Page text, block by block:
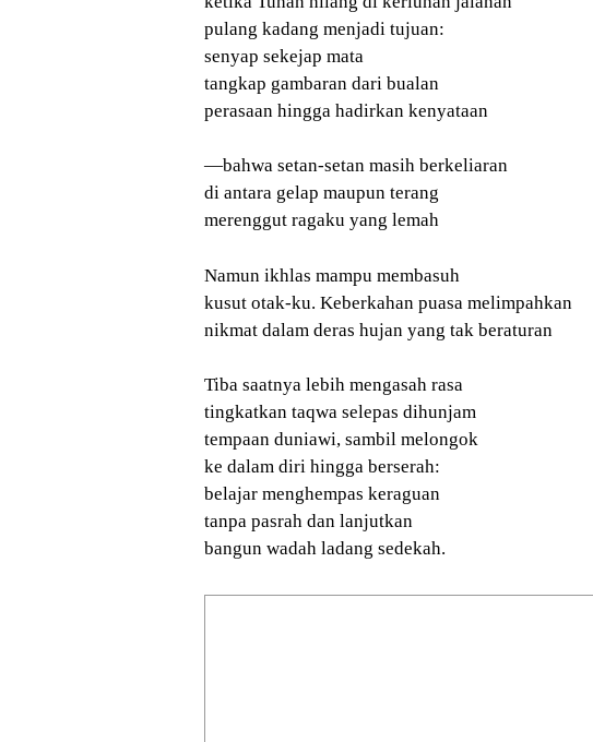
pulang kadang menjadi tujuan:
senyap sekejap mata
tangkap gambaran dari bualan
perasaan hingga hadirkan kenyataan
—bahwa setan-setan masih berkeliaran
di antara gelap maupun terang
merenggut ragaku yang lemah
Namun ikhlas mampu membasuh
kusut otak-ku. Keberkahan puasa melimpahkan
nikmat dalam deras hujan yang tak beraturan
Tiba saatnya lebih mengasah rasa
tingkatkan taqwa selepas dihunjam
tempaan duniawi, sambil melongok
ke dalam diri hingga berserah:
belajar menghempas keraguan
tanpa pasrah dan lanjutkan
bangun wadah ladang sedekah.